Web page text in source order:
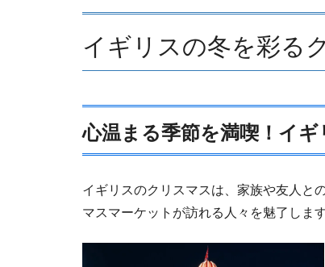
イギリスの冬を彩る
心温まる季節を満喫！イ
イギリスのクリスマスは、家族や友人と
マスマーケットが訪れる人々を魅了しま